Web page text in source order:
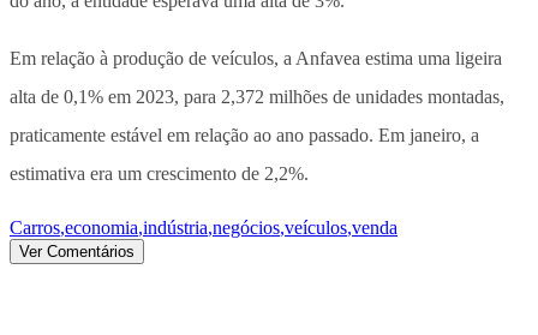
Em relação à produção de veículos, a Anfavea estima uma ligeira
alta de 0,1% em 2023, para 2,372 milhões de unidades montadas,
praticamente estável em relação ao ano passado. Em janeiro, a
estimativa era um crescimento de 2,2%.
Carros,economia,indústria,negócios,veículos,venda
Ver Comentários